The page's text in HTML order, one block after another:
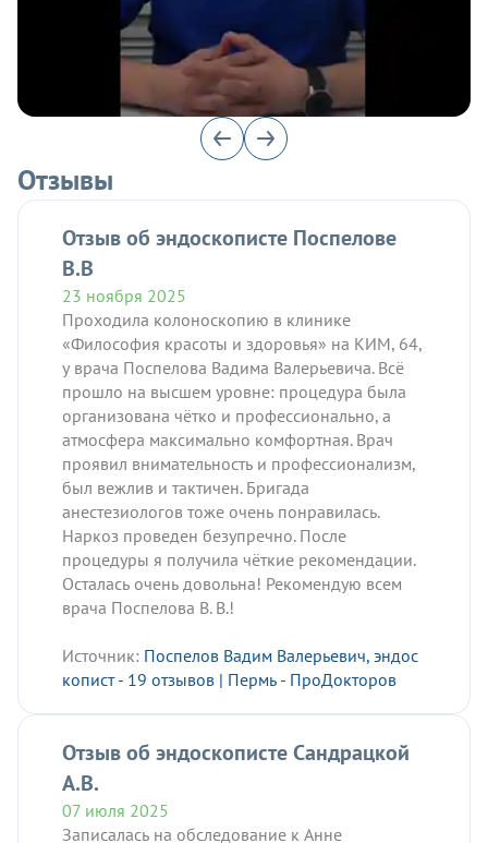
Отзывы
Отзыв об эндоскописте Поспелове
В.В
23 ноября 2025
Проходила колоноскопию в клинике
«Философия красоты и здоровья» на КИМ, 64,
у врача Поспелова Вадима Валерьевича. Всё
прошло на высшем уровне: процедура была
организована чётко и профессионально, а
атмосфера максимально комфортная. Врач
проявил внимательность и профессионализм,
был вежлив и тактичен. Бригада
анестезиологов тоже очень понравилась.
Наркоз проведен безупречно. После
процедуры я получила чёткие рекомендации.
Осталась очень довольна! Рекомендую всем
врача Поспелова В. В.!
Источник: Поспелов Вадим Валерьевич, эндос
копист - 19 отзывов | Пермь - ПроДокторов
Отзыв об эндоскописте Сандрацкой
А.В.
07 июля 2025
Записалась на обследование к Анне